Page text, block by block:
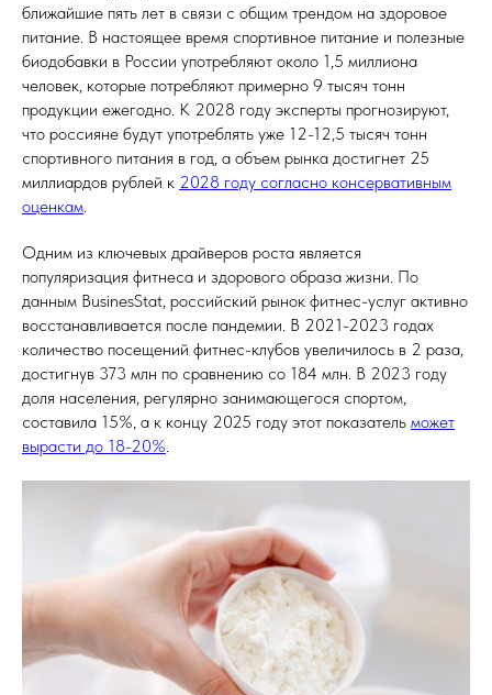
ближайшие пять лет в связи с общим трендом на здоровое
питание. В настоящее время спортивное питание и полезные
биодобавки в России употребляют около 1,5 миллиона
человек, которые потребляют примерно 9 тысяч тонн
продукции ежегодно. К 2028 году эксперты прогнозируют,
что россияне будут употреблять уже 12-12,5 тысяч тонн
спортивного питания в год, а объем рынка достигнет 25
миллиардов рублей к 2028 году согласно консервативным
оценкам
Одним из ключевых драйверов роста является
популяризация фитнеса и здорового образа жизни. По
данным BusinesStat, российский рынок фитнес-услуг активно
восстанавливается после пандемии. В 2021-2023 годах
количество посещений фитнес-клубов увеличилось в 2 раза,
достигнув 373 млн по сравнению со 184 млн. В 2023 году
доля населения, регулярно занимающегося спортом,
составила 15%, а к концу 2025 году этот показатель может
вырасти до 18-20%